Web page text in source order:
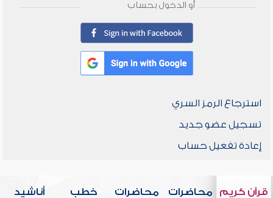
أو الدخول بحساب
استرجاع الرمز السري
تسجيل عضو جديد
إعادة تفعيل حساب
قرآن كريم
محاضرات
محاضرات
خطب
أناشيد